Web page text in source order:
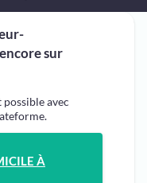
sur
avec
À